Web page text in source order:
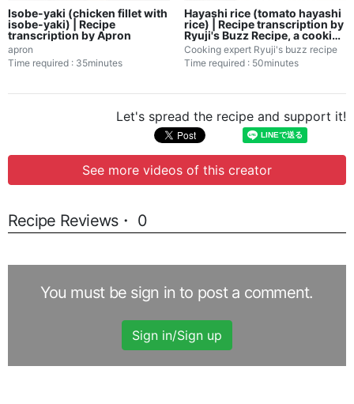
Isobe-yaki (chicken fillet with
isobe-yaki) | Recipe
transcription by Apron
apron
Time required : 35minutes
Hayashi rice (tomato hayashi
rice) | Recipe transcription by
Ryuji's Buzz Recipe, a cooking
expert
Cooking expert Ryuji's buzz recipe
Time required : 50minutes
Let's spread the recipe and support it!
See more videos of this creator
Recipe Reviews・ 0
You must be sign in to post a comment.
Sign in/Sign up